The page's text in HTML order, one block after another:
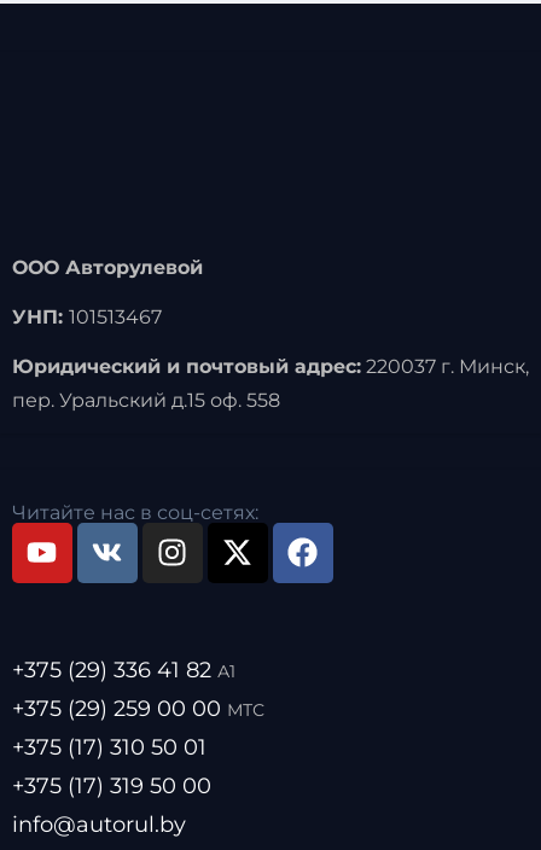
ООО Авторулевой
УНП: 101513467
Юридический и почтовый адрес:220037 г. Минск,
пер. Уральский д.15 оф. 558
Читайте нас в соц-сетях:
+375 (29) 336 41 82 А1
+375 (29) 259 00 00 МТС
+375 (17) 310 50 01
+375 (17) 319 50 00
info@autorul.by